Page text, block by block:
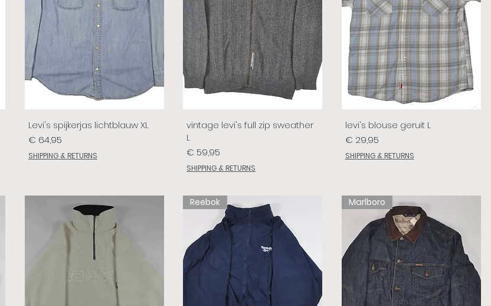
Levi's spijkerjas lichtblauw XL
Prijs
€ 64,95
SHIPPING & RETURNS
vintage levi's full zip sweather
L
Prijs
€ 59,95
SHIPPING & RETURNS
levi's blouse geruit L
Prijs
€ 29,95
SHIPPING & RETURNS
Reebok Marlboro